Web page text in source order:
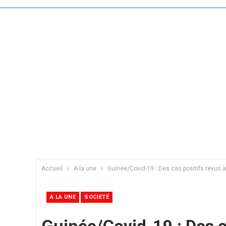
Accueil A la une Guinée/Covid-19 : Des cas positifs revus
A LA UNE SOCIETÉ